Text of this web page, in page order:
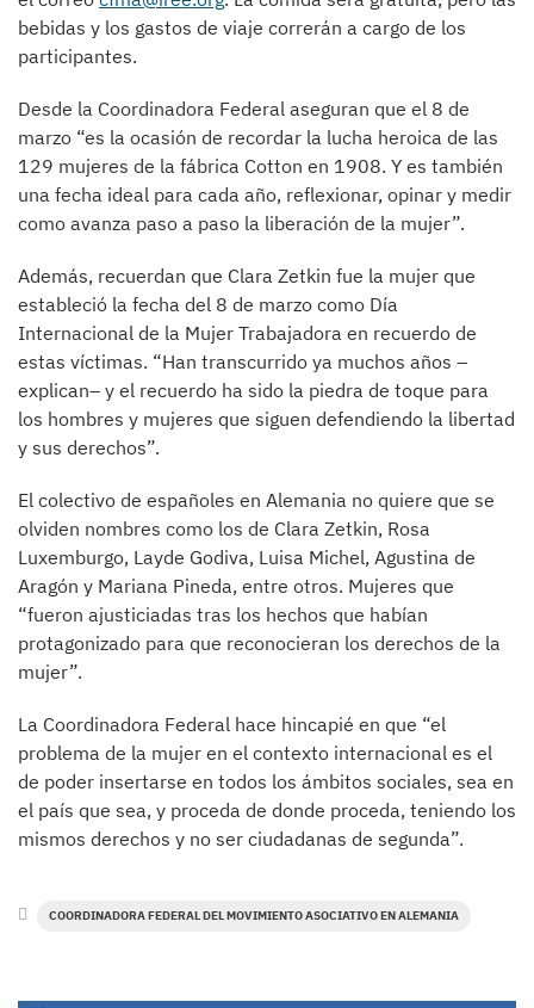
bebidas y los gastos de viaje correrán a cargo de los
participantes.
Desde la Coordinadora Federal aseguran que el 8 de
marzo “es la ocasión de recordar la lucha heroica de las
129 mujeres de la fábrica Cotton en 1908. Y es también
una fecha ideal para cada año, reflexionar, opinar y medir
como avanza paso a paso la liberación de la mujer”.
Además, recuerdan que Clara Zetkin fue la mujer que
estableció la fecha del 8 de marzo como Día
Internacional de la Mujer Trabajadora en recuerdo de
estas víctimas. “Han transcurrido ya muchos años –
explican– y el recuerdo ha sido la piedra de toque para
los hombres y mujeres que siguen defendiendo la libertad
y sus derechos”.
El colectivo de españoles en Alemania no quiere que se
olviden nombres como los de Clara Zetkin, Rosa
Luxemburgo, Layde Godiva, Luisa Michel, Agustina de
Aragón y Mariana Pineda, entre otros. Mujeres que
“fueron ajusticiadas tras los hechos que habían
protagonizado para que reconocieran los derechos de la
mujer”.
La Coordinadora Federal hace hincapié en que “el
problema de la mujer en el contexto internacional es el
de poder insertarse en todos los ámbitos sociales, sea en
el país que sea, y proceda de donde proceda, teniendo los
mismos derechos y no ser ciudadanas de segunda”.
COORDINADORA FEDERAL DEL MOVIMIENTO ASOCIATIVO EN ALEMANIA